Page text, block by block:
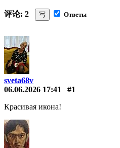
评论: 2 写 Ответы
sveta68v
06.06.2026 17:41
#1
Красивая икона!